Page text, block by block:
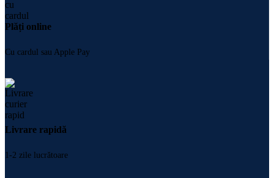
Plăți online
Cu cardul sau Apple Pay
Livrare rapidă
1-2 zile lucrătoare